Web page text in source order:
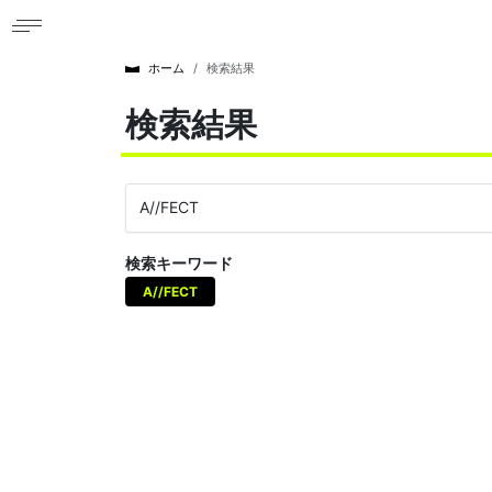
ホーム 検索結果
検索結果
検索キーワード
A//FECT